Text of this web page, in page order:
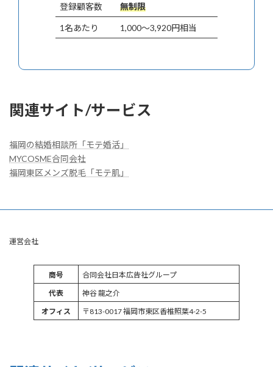
登録顧客数 無制限
1名あたり 1,000～3,920円相当
関連サイト/サービス
福岡の結婚相談所「モテ婚活」
MYCOSME合同会社
福岡東区メンズ脱毛「モテ肌」
運営会社
商号
合同会社日本広告社グループ
代表
神谷 龍之介
オフィス
〒813-0017 福岡市東区香椎照葉4-2-5